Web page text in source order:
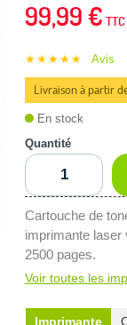
99,99 € TTC
★★★★★ Avis
Livraison à partir
En stock
Quantité
Cartouche de
imprimante laser
2500 pages.
Voir toutes les
Imprimante